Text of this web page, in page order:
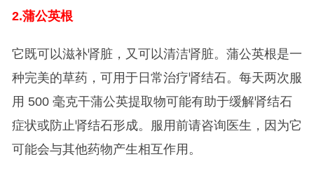
2.蒲公英根
它既可以滋补肾脏，又可以清洁肾脏。蒲公英根是一
种完美的草药，可用于日常治疗肾结石。每天两次服
用 500 毫克干蒲公英提取物可能有助于缓解肾结石
症状或防止肾结石形成。服用前请咨询医生，因为它
可能会与其他药物产生相互作用。